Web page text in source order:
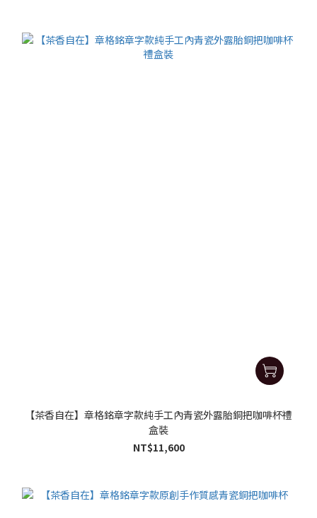
【茶香自在】章格銘章字款純手工內青瓷外露胎銅把咖啡杯禮
盒裝
NT$11,600